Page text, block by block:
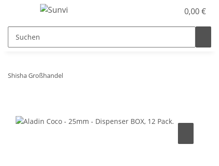
0,00 €
Shisha Großhandel